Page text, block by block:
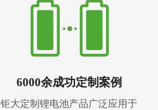
6000余成功定制案例
钜大定制锂电池产品广泛应用于